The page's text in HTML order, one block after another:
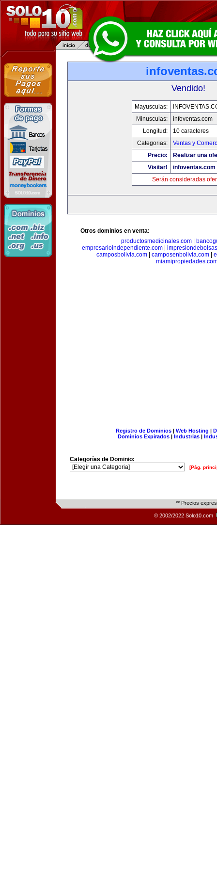
Vendido!
Mayusculas:
Minusculas:
infoventas.com
Longitud:
10 caracteres
Categorias:
Ventas y
Precio:
Realizar una
Visitar!
infoventas.com
Serán consideradas
Otros dominios en venta:
productosmedicinales.com|
empresarioindependiente.com
camposbolivia.com| camposenbolivia.com|
Registro de Dominios| Web Hosting |
Dominios Expirados | Industrias |
Categorías de Dominio:
[Pág.
** Precios
© 2002/2022 Solo10.com